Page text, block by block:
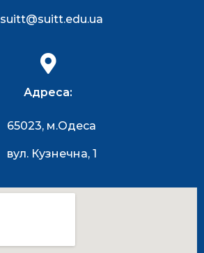
suitt@suitt.edu.ua
Адреса:
65023, м.Одеса
вул. Кузнечна, 1